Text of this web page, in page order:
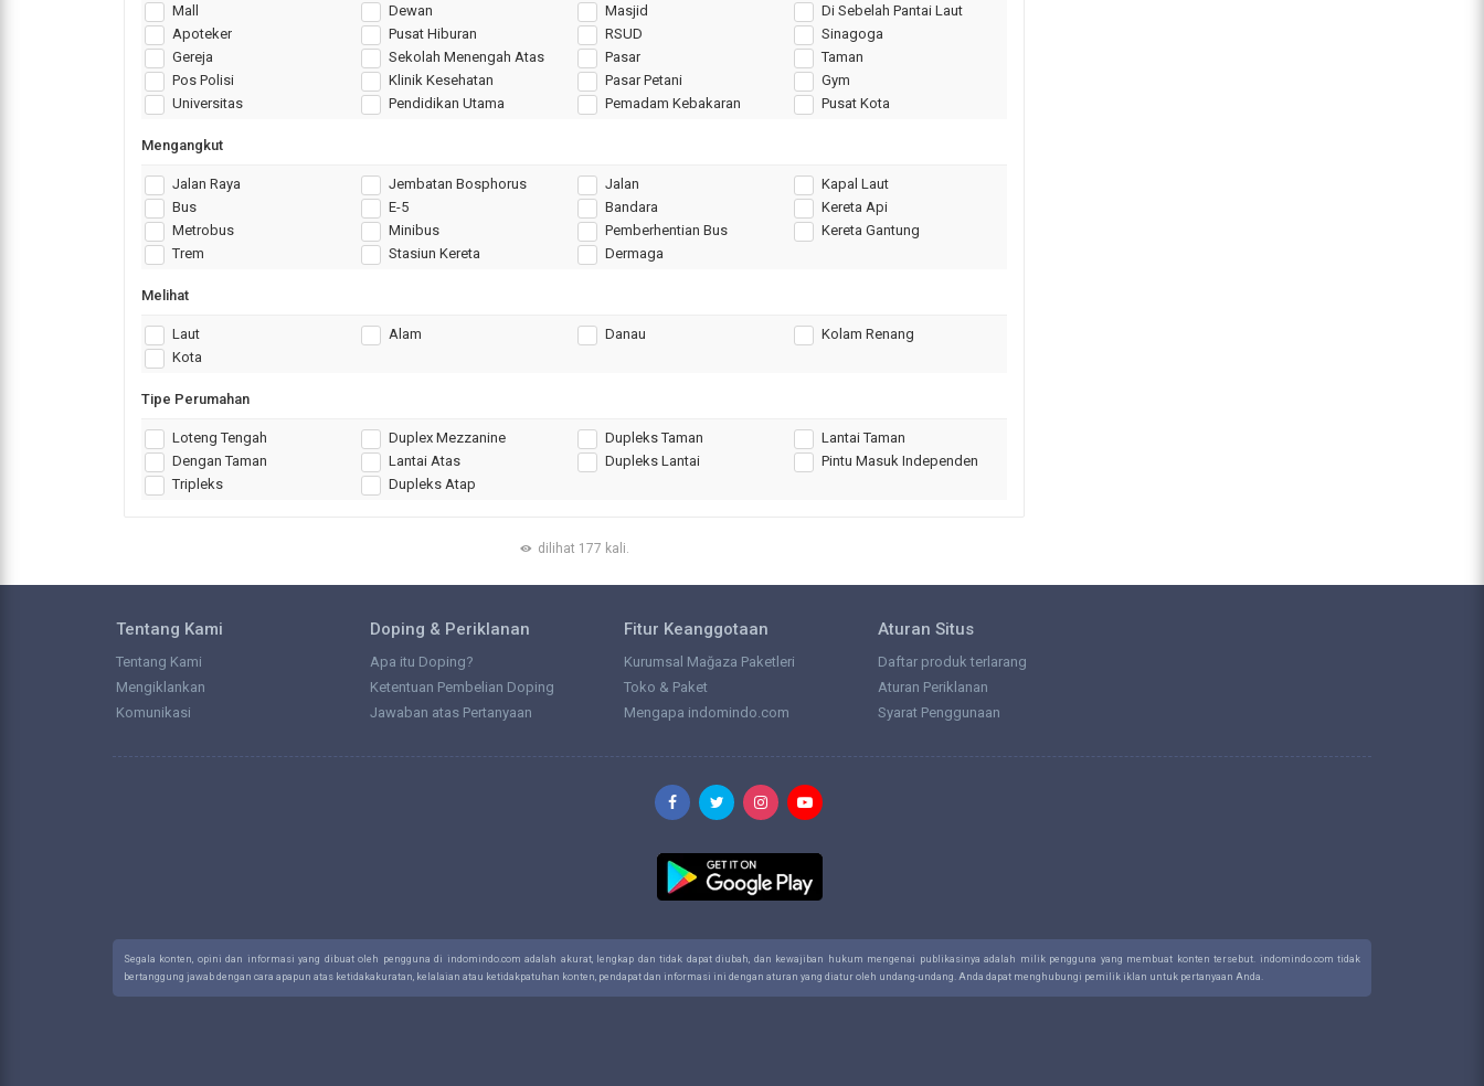
Mall Dewan Masjid
Di Sebelah Pantai Laut
Apoteker
Pusat Hiburan RSUD
Sinagoga
Gereja
Sekolah Menengah Atas Pasar
Taman
Pos Polisi
Klinik Kesehatan Pasar Petani
Gym
Universitas
Pendidikan Utama Pemadam Kebakaran Pusat Kota
Mengangkut
Jalan Raya Jembatan Bosphorus Jalan
Kapal Laut
Bus
E-5 Bandara
Kereta Api
Metrobus
Minibus Pemberhentian Bus
Kereta Gantung
Trem
Stasiun Kereta Dermaga
Melihat
Laut Alam Danau
Kolam Renang
Kota
Tipe Perumahan
Loteng Tengah Duplex Mezzanine Dupleks Taman
Lantai Taman
Dengan Taman
Lantai Atas Dupleks Lantai
Pintu Masuk Independen
Tripleks
Dupleks Atap
dilihat 177 kali.
Tentang Kami
Tentang Kami
Mengiklankan
Komunikasi
Doping & Periklanan
Apa itu Doping?
Ketentuan Pembelian Doping
Jawaban atas Pertanyaan
Fitur Keanggotaan
Kurumsal Mağaza Paketleri
Toko & Paket
Mengapa indomindo.com
Aturan Situs
Daftar produk terlarang
Aturan Periklanan
Syarat Penggunaan
Segala konten, opini dan informasi yang dibuat oleh pengguna di indomindo.com adalah akurat, lengkap dan tidak dapat diubah, dan kewajiban hukum mengenai publikasinya adalah milik pengguna yang membuat konten tersebut. indomindo.com tidak
bertanggung jawab dengan cara apapun atas ketidakakuratan, kelalaian atau ketidakpatuhan konten, pendapat dan informasi ini dengan aturan yang diatur oleh undang-undang. Anda dapat menghubungi pemilik iklan untuk pertanyaan Anda.